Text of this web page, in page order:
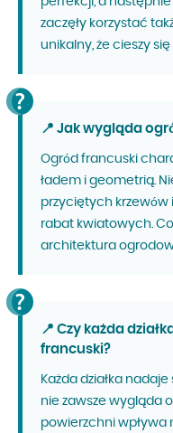
zaczęły korzystać
unikalny, że cieszy
📍 Jak wygląda
Ogród francuski
ładem i geometrią.
przyciętych krzewów
rabat kwiatowych.
architektura
📍 Czy każda
francuski?
Każda działka
nie zawsze wygląda
powierzchni wpływa